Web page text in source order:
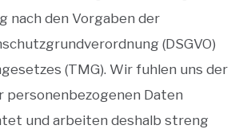
nach den Vorgaben der
(DSGVO)
(TMG). Wir fuhlen uns der
Daten
und arbeiten deshalb streng